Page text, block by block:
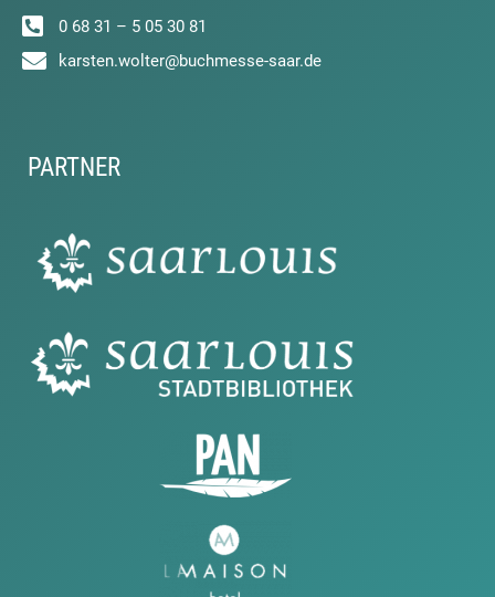
0 68 31 – 5 05 30 81
karsten.wolter@buchmesse-saar.de
PARTNER